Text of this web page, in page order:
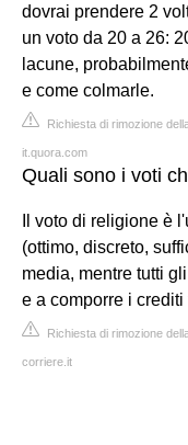
dovrai prendere 2
un voto da 20 a 26:
lacune,
e come colmarle.
Richiesta di rimozione
it.quora.com
Quali sono i voti
Il voto di religione è
(ottimo, discreto,
media, mentre tutti
e a comporre i crediti
Richiesta di rimozione
corriere.it